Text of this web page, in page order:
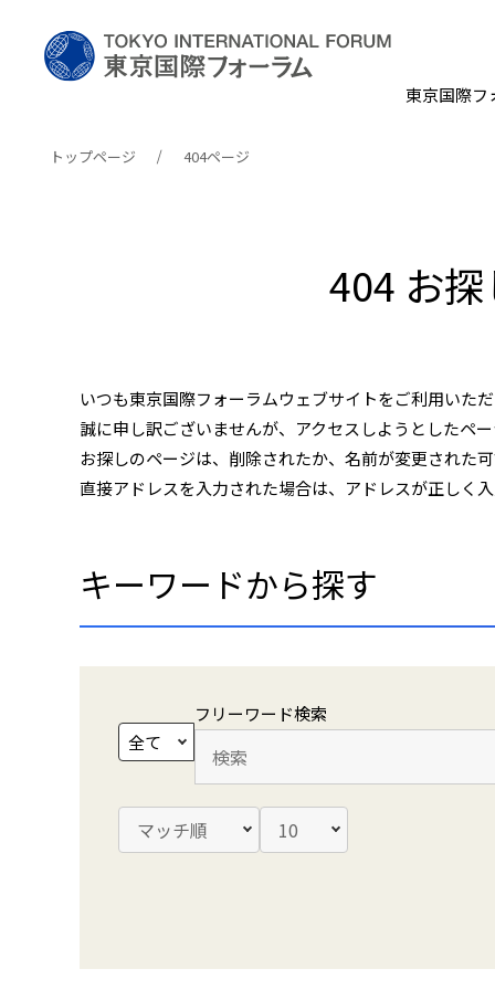
東京国際フ
トップページ 404ページ
404 お
いつも東京国際フォーラムウェブサイトをご利用いた
誠に申し訳ございませんが、アクセスしようとしたペ
お探しのページは、削除されたか、名前が変更された
直接アドレスを入力された場合は、アドレスが正しく
キーワードから探す
文書種別を選択
並び替えを選択 最大表示件数を選択